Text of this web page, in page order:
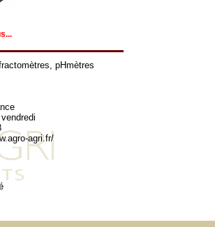
, pHmètres
agri.fr/